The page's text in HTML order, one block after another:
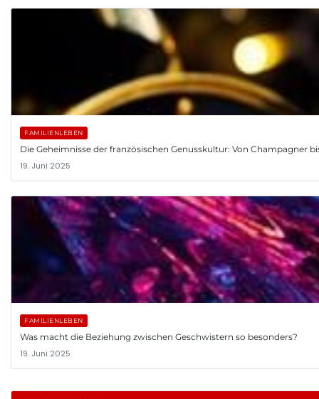
FAMILIENLEBEN
Die Geheimnisse der französischen Genusskultur: Von Champagner
19. Juni 2025
FAMILIENLEBEN
Was macht die Beziehung zwischen Geschwistern so besonders?
19. Juni 2025